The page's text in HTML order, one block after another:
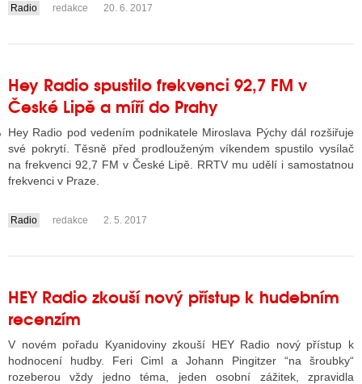
DISKUTÉRA NA RADIOTV
STARŠÍCH DISKUZÍ
....
Radio redakce 20. 6. 2017
Hey Radio spustilo frekvenci 92,7 FM v
České Lipě a míří do Prahy
Hey Radio pod vedením podnikatele Miroslava Pýchy dál rozšiřuje
své pokrytí. Těsně před prodlouženým víkendem spustilo vysílač
na frekvenci 92,7 FM v České Lipě. RRTV mu udělí i samostatnou
frekvenci v Praze.
....
Radio redakce 2. 5. 2017
HEY Radio zkouší nový přístup k hudebním
recenzím
V novém pořadu Kyanidoviny zkouší HEY Radio nový přístup k
hodnocení hudby. Feri Ciml a Johann Pingitzer “na šroubky“
rozeberou vždy jedno téma, jeden osobní zážitek, zpravidla